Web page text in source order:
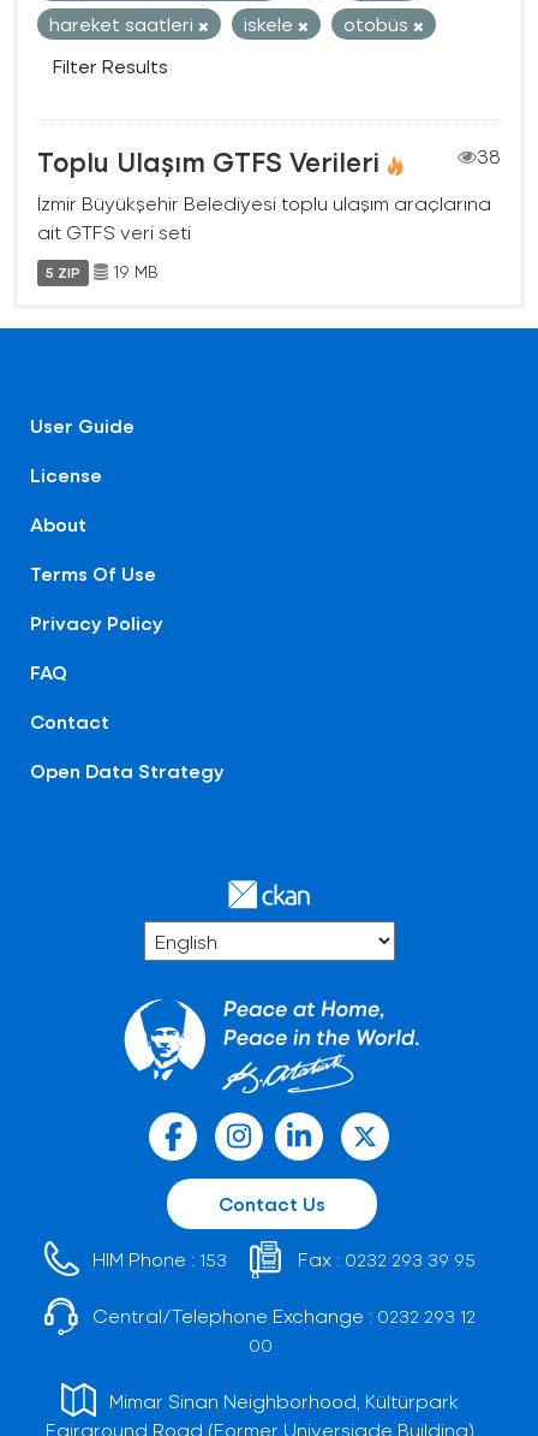
hareket saatleri
iskele
otobüs
Filter Results
Toplu Ulaşım GTFS Verileri
38
İzmir Büyükşehir Belediyesi toplu ulaşım araçlarına
ait GTFS veri seti
5 ZIP 19 MB
User Guide
License
About
Terms Of Use
Privacy Policy
FAQ
Contact
Open Data Strategy
Contact Us
HIM Phone : 153 Fax : 0232 293 39 95
Central/Telephone Exchange : 0232 293 12
00
Mimar Sinan Neighborhood, Kültürpark
Fairground Road (Former Universiade Building)